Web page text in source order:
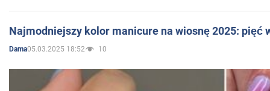
Najmodniejszy kolor manicure na wiosnę 2025: pięć
Dama05.03.2025 18:52 10